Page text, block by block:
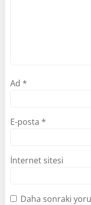
Ad *
E-posta *
İnternet sitesi
Daha sonraki